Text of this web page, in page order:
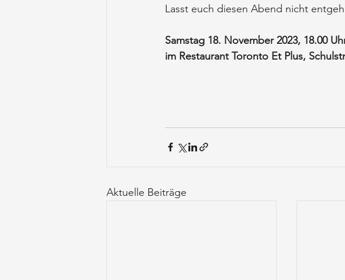
Lasst euch diesen Abend nicht
Samstag 18. November 2023, 18.00
im Restaurant Toronto Et Plus,
Aktuelle Beiträge